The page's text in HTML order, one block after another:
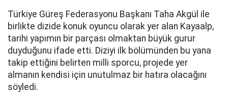
Türkiye Güreş Federasyonu Başkanı Taha Akgül ile
birlikte dizide konuk oyuncu olarak yer alan Kayaalp,
tarihi yapımın bir parçası olmaktan büyük gurur
duyduğunu ifade etti. Diziyi ilk bölümünden bu yana
takip ettiğini belirten milli sporcu, projede yer
almanın kendisi için unutulmaz bir hatıra olacağını
söyledi.